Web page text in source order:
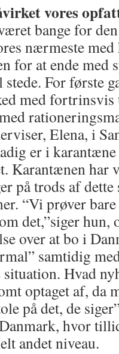
vores
bange for
nærmeste
for at ende med
For første
med
Elena, i
er i
Karantænen har
på trods af
“Vi prøver
det,”siger hun,
over at bo i
samtidig
Hvad
optaget af, da
på det, de
hvor
andet niveau.